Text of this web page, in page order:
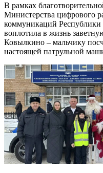
В рамках
Министерства цифрового
коммуникаций
воплотила в жизнь
Ковылкино – мальчику
настоящей патрульной